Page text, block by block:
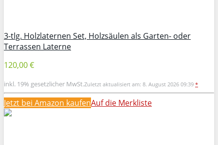
3-tlg. Holzlaternen Set, Holzsäulen als Garten- oder
Terrassen Laterne
120,00 €
inkl. 19% gesetzlicher MwSt.Zuletzt aktualisiert am: 8. August 2026 09:39 *
Jetzt bei Amazon kaufenAuf die Merkliste